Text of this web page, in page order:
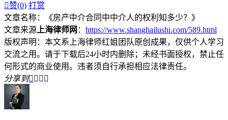
赞(0) 打赏
文章名称：《房产中介合同中中介人的权利知多少？》
文章来源 上海律师网 ： https://www.shanghailushi.com/589.html
版权声明：本文系上海律师红姐团队原创成果，仅供个人学习
交流之用。请于下载后24小时内删除；未经书面授权，禁止任
何形式的商业使用。违者须自行承担相应法律责任。
分享到   